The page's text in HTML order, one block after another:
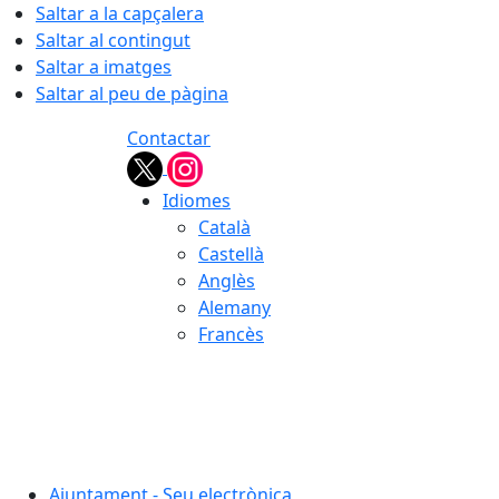
Saltar a la capçalera
Saltar al contingut
Saltar a imatges
Saltar al peu de pàgina
Contactar
Idiomes
Català
Castellà
Anglès
Alemany
Francès